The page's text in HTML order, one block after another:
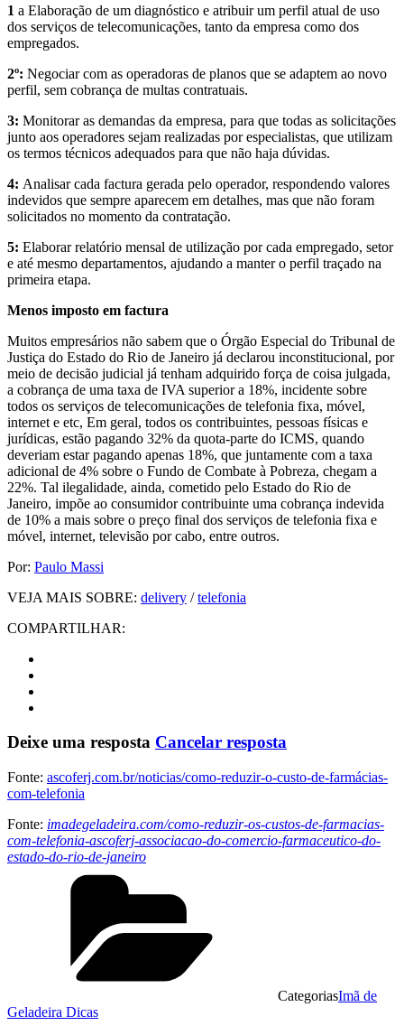
1 a Elaboração de um diagnóstico e atribuir um perfil atual de uso
dos serviços de telecomunicações, tanto da empresa como dos
empregados.
2º: Negociar com as operadoras de planos que se adaptem ao novo
perfil, sem cobrança de multas contratuais.
3: Monitorar as demandas da empresa, para que todas as solicitações
junto aos operadores sejam realizadas por especialistas, que utilizam
os termos técnicos adequados para que não haja dúvidas.
4: Analisar cada factura gerada pelo operador, respondendo valores
indevidos que sempre aparecem em detalhes, mas que não foram
solicitados no momento da contratação.
5: Elaborar relatório mensal de utilização por cada empregado, setor
e até mesmo departamentos, ajudando a manter o perfil traçado na
primeira etapa.
Menos imposto em factura
Muitos empresários não sabem que o Órgão Especial do Tribunal de
Justiça do Estado do Rio de Janeiro já declarou inconstitucional, por
meio de decisão judicial já tenham adquirido força de coisa julgada,
a cobrança de uma taxa de IVA superior a 18%, incidente sobre
todos os serviços de telecomunicações de telefonia fixa, móvel,
internet e etc, Em geral, todos os contribuintes, pessoas físicas e
jurídicas, estão pagando 32% da quota-parte do ICMS, quando
deveriam estar pagando apenas 18%, que juntamente com a taxa
adicional de 4% sobre o Fundo de Combate à Pobreza, chegam a
22%. Tal ilegalidade, ainda, cometido pelo Estado do Rio de
Janeiro, impõe ao consumidor contribuinte uma cobrança indevida
de 10% a mais sobre o preço final dos serviços de telefonia fixa e
móvel, internet, televisão por cabo, entre outros.
Por: Paulo Massi
VEJA MAIS SOBRE: delivery /telefonia
COMPARTILHAR:
Deixe uma resposta Cancelar resposta
Fonte: ascoferj.com.br/noticias/como-reduzir-o-custo-de-farmácias-
com-telefonia
Fonte: imadegeladeira.com/como-reduzir-os-custos-de-farmacias-
com-telefonia-ascoferj-associacao-do-comercio-farmaceutico-do-
estado-do-rio-de-janeiro
CategoriasImã de
Geladeira Dicas